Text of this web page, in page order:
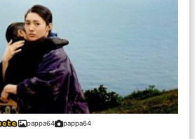
pappa64 pappa64